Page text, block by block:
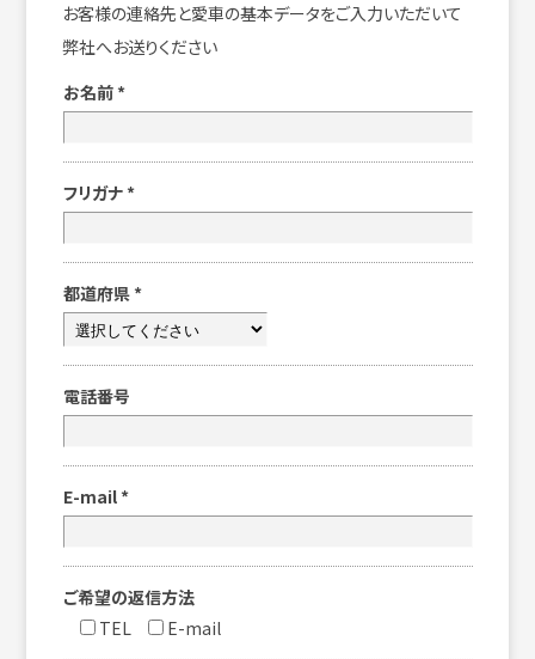
お客様の連絡先と愛車の基本データをご入力いただいて
弊社へお送りください
お名前 *
フリガナ *
都道府県 *
電話番号
E-mail *
ご希望の返信方法
TEL
E-mail